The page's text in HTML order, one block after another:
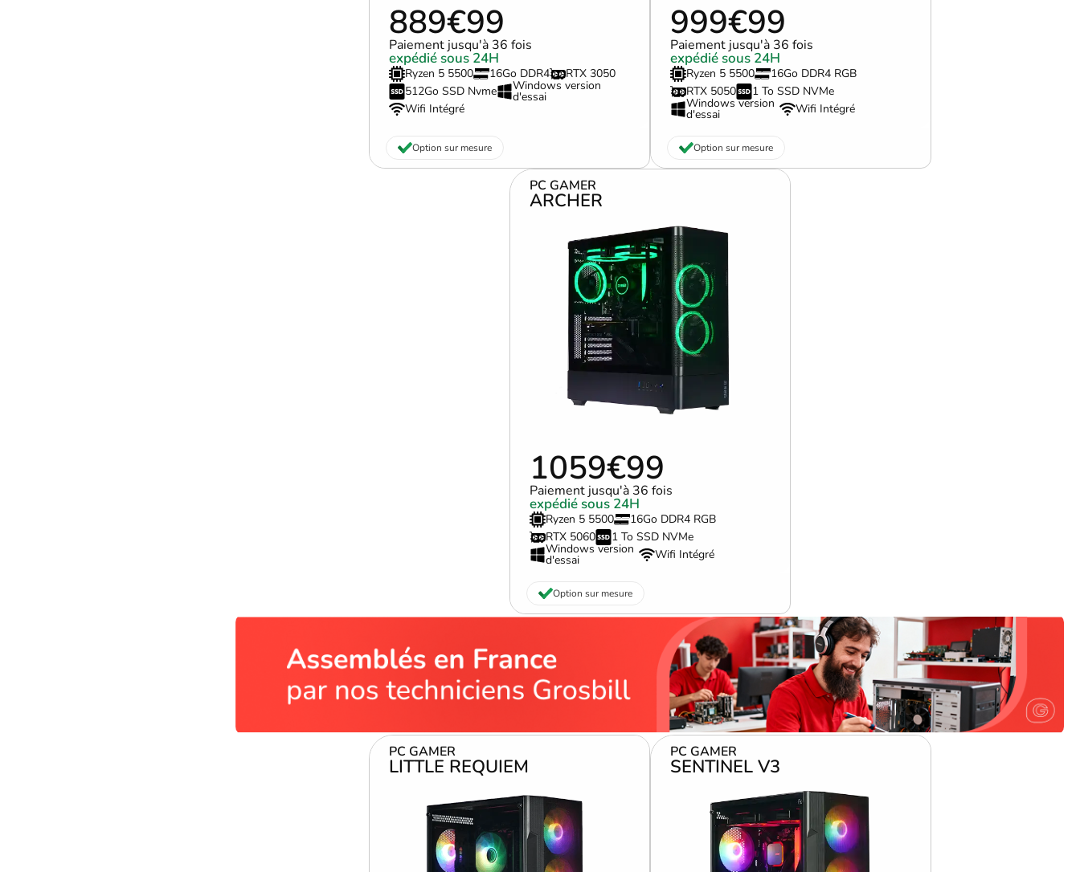
889€99
Paiement jusqu'à 36 fois
expédié sous 24H
Ryzen 5 5500 16Go DDR4
RTX 3050
512Go SSD Nvme
Windows version
d'essai
Wifi Intégré
Option sur mesure
999€99
Paiement jusqu'à 36 fois
expédié sous 24H
Ryzen 5 5500
16Go DDR4 RGB
RTX 5050
1 To SSD NVMe
Windows version
d'essai Wifi Intégré
Option sur mesure
PC GAMER
ARCHER
1059€99
Paiement jusqu'à 36 fois
expédié sous 24H
Ryzen 5 5500
16Go DDR4 RGB
RTX 5060
1 To SSD NVMe
Windows version
d'essai Wifi Intégré
Option sur mesure
PC GAMER
LITTLE REQUIEM
PC GAMER
SENTINEL V3